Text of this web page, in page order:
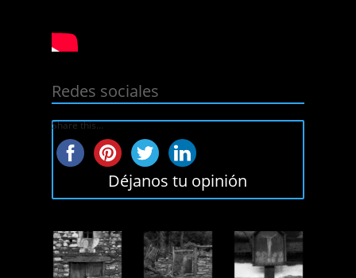
Redes sociales
Share this...
Déjanos tu opinión